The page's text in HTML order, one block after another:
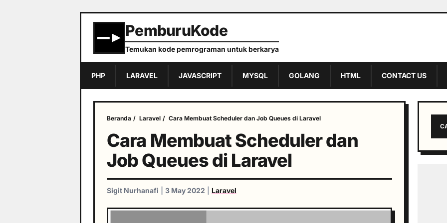
PemburuKode
Temukan kode pemrograman untuk berkarya
PHP LARAVEL JAVASCRIPT MYSQL GOLANG HTML CONTACT US
Beranda / Laravel / Cara Membuat Scheduler dan Job Queues di Laravel
Cara Membuat Scheduler dan
Job Queues di Laravel
Sigit Nurhanafi 3 May 2022 Laravel